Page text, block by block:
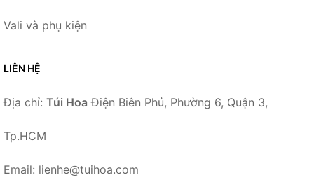
Vali và phụ kiện
LIÊN HỆ
Địa chỉ: Túi Hoa Điện Biên Phủ, Phường 6, Quận 3,
Tp.HCM
Email: lienhe@tuihoa.com